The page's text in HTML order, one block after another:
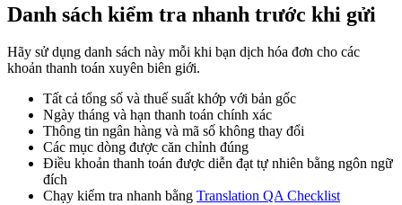
Danh sách kiểm tra nhanh trước khi gửi
Hãy sử dụng danh sách này mỗi khi bạn dịch hóa đơn cho các
khoản thanh toán xuyên biên giới.
Tất cả tổng số và thuế suất khớp với bản gốc
Ngày tháng và hạn thanh toán chính xác
Thông tin ngân hàng và mã số không thay đổi
Các mục dòng được căn chỉnh đúng
Điều khoản thanh toán được diễn đạt tự nhiên bằng ngôn ngữ
đích
Chạy kiểm tra nhanh bằng Translation QA Checklist